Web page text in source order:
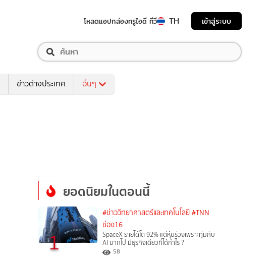
โหลดแอปกล่องทรูไอดี ทีวี TH เข้าสู่ระบบ
ข่าวต่างประเทศ อื่นๆ
ยอดนิยมในตอนนี้
1
#ข่าววิทยาศาสตร์และเทคโนโลยี #TNN
ช่อง16
SpaceX รายได้โต 92% แต่หุ้นร่วงเพราะทุ่มกับ
AI มากไป มีธุรกิจเดียวที่ได้กำไร ?
58